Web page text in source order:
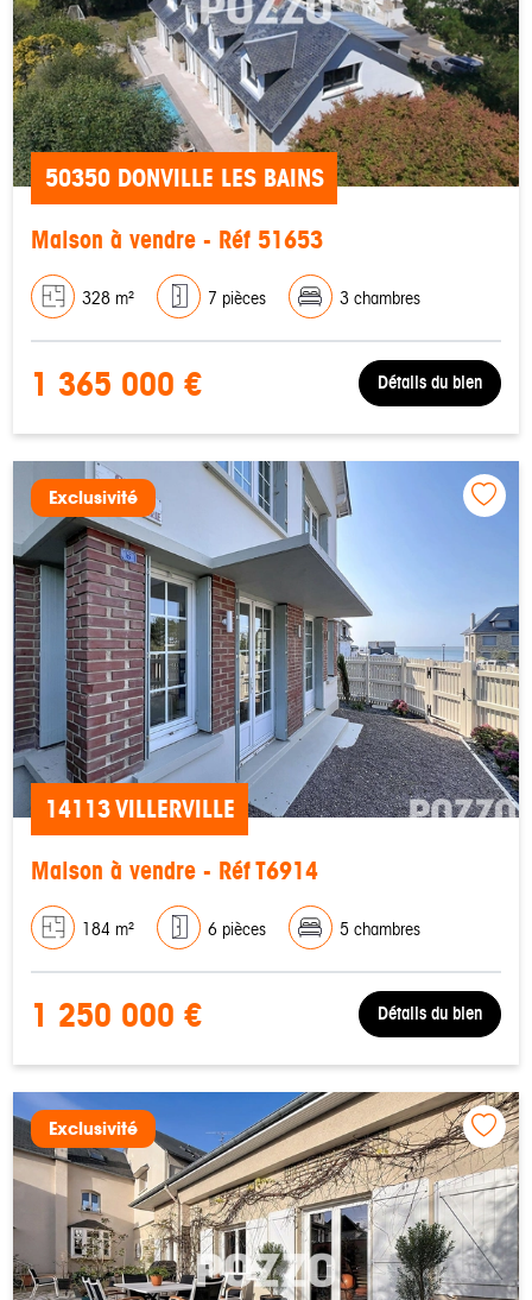
50350 DONVILLE LES BAINS
Maison à vendre - Réf 51653
328 m² 7 pièces 3 chambres
1 365 000 € Détails du bien
Exclusivité
14113 VILLERVILLE
Maison à vendre - Réf T6914
184 m² 6 pièces 5 chambres
1 250 000 € Détails du bien
Exclusivité